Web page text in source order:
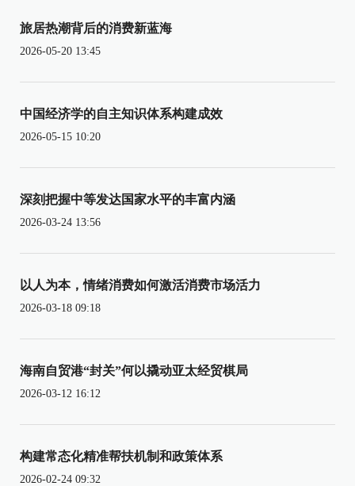
旅居热潮背后的消费新蓝海
2026-05-20 13:45
中国经济学的自主知识体系构建成效
2026-05-15 10:20
深刻把握中等发达国家水平的丰富内涵
2026-03-24 13:56
以人为本，情绪消费如何激活消费市场活力
2026-03-18 09:18
海南自贸港“封关”何以撬动亚太经贸棋局
2026-03-12 16:12
构建常态化精准帮扶机制和政策体系
2026-02-24 09:32